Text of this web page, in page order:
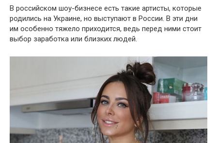
В российском шоу-бизнесе есть такие артисты, которые
родились на Украине, но выступают в России. В эти дни
им особенно тяжело приходится, ведь перед ними стоит
выбор заработка или близких людей.